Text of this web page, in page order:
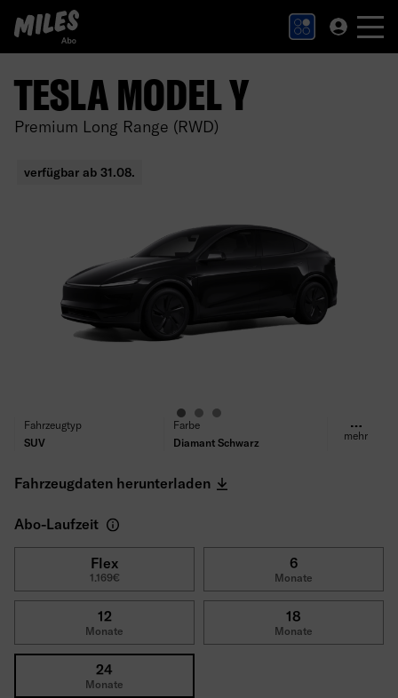
MILES Abo Logo. Zur Startseite.
TESLA MODEL Y
Premium Long Range (RWD)
verfügbar ab 31.08.
Fahrzeugtyp
SUV
Farbe
Diamant Schwarz
Elektrisch
Automatik
Antrieb
Sitze/Türen
Leistung
220kW (300PS)
14,2kWh
CO₂ Emissionen (WLTP)
Reifen
Ganzjahresreifen
Selbstbeteiligung
Bruttolistenpreis
52.270€
mehr
Fahrzeugdaten herunterladen
Abo-Laufzeit
Flex
1.169€
6
Monate
12
Monate
18
Monate
24
Monate